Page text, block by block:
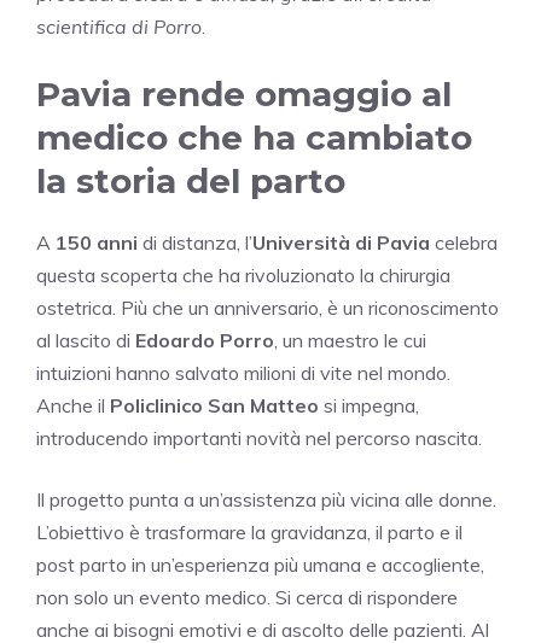
scientifica di Porro
Pavia rende omaggio al
medico che ha cambiato
la storia del parto
A 150 anni di distanza, l’Università di Pavia celebra
questa scoperta che ha rivoluzionato la chirurgia
ostetrica. Più che un anniversario, è un riconoscimento
al lascito di Edoardo Porro , un maestro le cui
intuizioni hanno salvato milioni di vite nel mondo.
Anche il Policlinico San Matteo si impegna,
introducendo importanti novità nel percorso nascita.
Il progetto punta a un’assistenza più vicina alle donne.
L’obiettivo è trasformare la gravidanza, il parto e il
post parto in un’esperienza più umana e accogliente,
non solo un evento medico. Si cerca di rispondere
anche ai bisogni emotivi e di ascolto delle pazienti. Al